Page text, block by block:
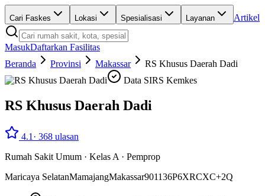
Cari Faskes Lokasi Spesialisasi Layanan Artikel
MasukDaftarkan Fasilitas
Beranda
Provinsi Makassar
RS Khusus Daerah Dadi
Data SIRS Kemkes
RS Khusus Daerah Dadi
4.1 · 368 ulasan
Rumah Sakit Umum · Kelas A · Pemprop
Maricaya SelatanMamajangMakassar901136P6XRCXC+2Q